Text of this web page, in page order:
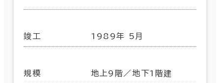
竣工 1989年 5月
規模 地上9階／地下1階建